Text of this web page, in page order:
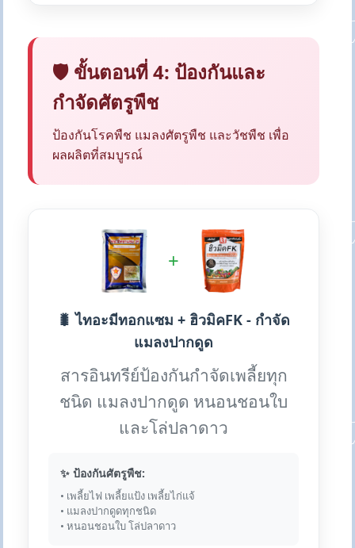
🛡️ ขั้นตอนที่ 4: ป้องกันและ
กำจัดศัตรูพืช
ป้องกันโรคพืช แมลงศัตรูพืช และวัชพืช เพื่อ
ผลผลิตที่สมบูรณ์
+
🐛 ไทอะมีทอกแซม + ฮิวมิคFK - กำจัด
แมลงปากดูด
สารอินทรีย์ป้องกันกำจัดเพลี้ยทุก
ชนิด แมลงปากดูด หนอนชอนใบ
และโล่ปลาดาว
✨ ป้องกันศัตรูพืช:
• เพลี้ยไฟ เพลี้ยแป้ง เพลี้ยไก่แจ้
• แมลงปากดูดทุกชนิด
• หนอนชอนใบ โล่ปลาดาว